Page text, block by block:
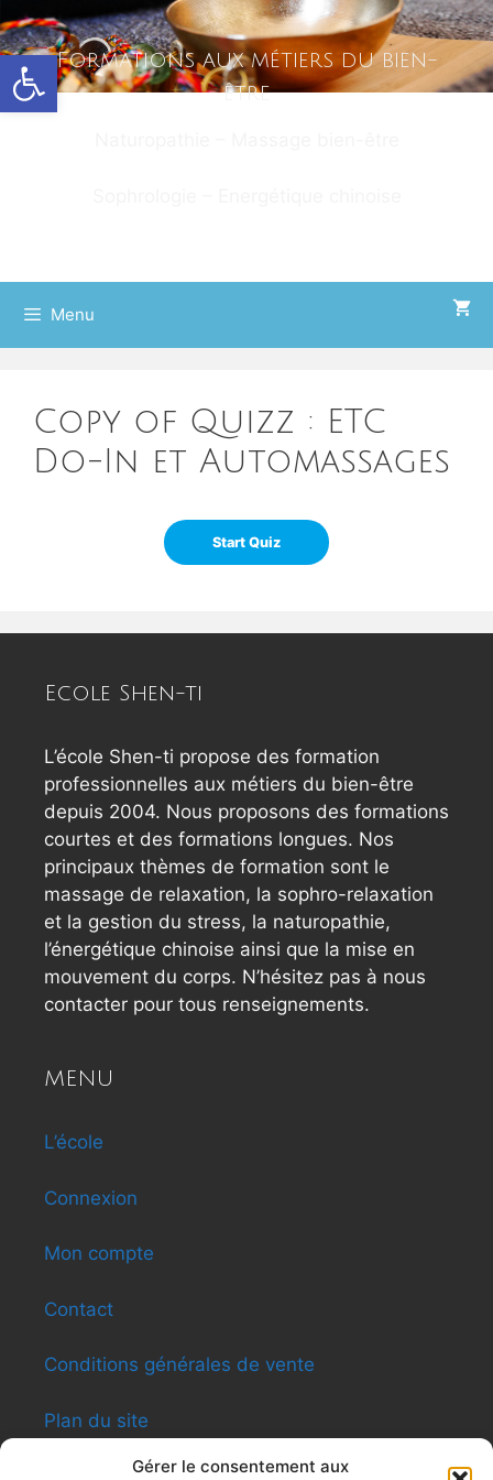
Ouvrir la barre d’outils
Gérer le consentement aux
Aller
au
contenuFormations aux métiers du bien-
être
Menu
Copy of Quizz : ETC
Do-In et Automassages
Ecole Shen-ti
L’école Shen-ti propose des formation
professionnelles aux métiers du bien-être
depuis 2004. Nous proposons des formations
courtes et des formations longues. Nos
principaux thèmes de formation sont le
massage de relaxation, la sophro-relaxation
et la gestion du stress, la naturopathie,
l’énergétique chinoise ainsi que la mise en
mouvement du corps. N’hésitez pas à nous
contacter pour tous renseignements.
MENU
L’école
Connexion
Mon compte
Contact
Conditions générales de vente
Plan du site